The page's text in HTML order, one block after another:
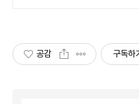
공감 구독하